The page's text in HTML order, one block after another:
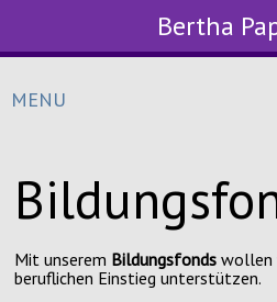
Bertha
MENU
Mit unserem Bildungsfonds wollen
beruflichen Einstieg unterstützen.